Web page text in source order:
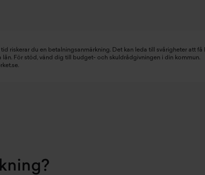
riskerar du en betalningsanmärkning. Det kan leda till svårigheter att få
lån. För stöd, vänd dig till budget- och skuldrådgivningen i din kommun.
.